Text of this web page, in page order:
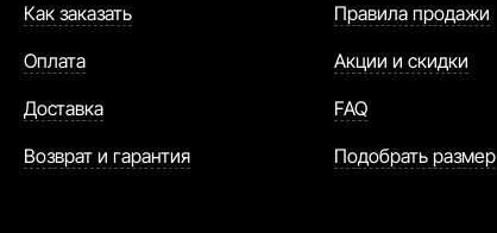
Как заказать
Оплата
Доставка
Возврат и гарантия
Правила продажи
Акции и скидки
FAQ
Подобрать размер